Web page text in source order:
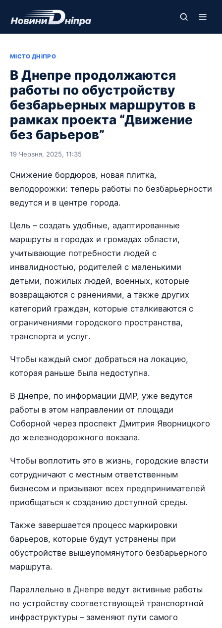
МІСТО ДНІПРО
В Днепре продолжаются
работы по обустройству
безбарьерных маршрутов в
рамках проекта “Движение
без барьеров”
19 Червня, 2025, 11:35
Снижение бордюров, новая плитка,
велодорожки: теперь работы по безбарьерности
ведутся и в центре города.
Цель – создать удобные, адаптированные
маршруты в городах и громадах области,
учитывающие потребности людей с
инвалидностью, родителей с маленькими
детьми, пожилых людей, военных, которые
возвращаются с ранениями, а также других
категорий граждан, которые сталкиваются с
ограничениями городского пространства,
транспорта и услуг.
Чтобы каждый смог добраться на локацию,
которая раньше была недоступна.
В Днепре, по информации ДМР, уже ведутся
работы в этом направлении от площади
Соборной через проспект Дмитрия Яворницкого
до железнодорожного вокзала.
Чтобы воплотить это в жизнь, городские власти
сотрудничают с местным ответственным
бизнесом и призывают всех предпринимателей
приобщаться к созданию доступной среды.
Также завершается процесс маркировки
барьеров, которые будут устранены при
обустройстве вышеупомянутого безбарьерного
маршрута.
Параллельно в Днепре ведут активные работы
по устройству соответствующей транспортной
инфраструктуры – заменяют пути самого